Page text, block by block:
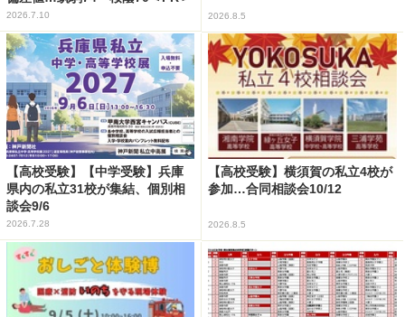
2026.7.10 2026.8.5
【高校受験】【中学受験】兵庫
県内の私立31校が集結、個別相
談会9/6
2026.7.28
【高校受験】横須賀の私立4校が
参加…合同相談会10/12
2026.8.5